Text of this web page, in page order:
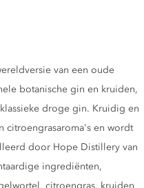
van een oude
botanische gin en kruiden,
droge gin. Kruidig en
citroengrasaroma's en wordt
door Hope Distillery van
ingrediënten,
citroengras, kruiden